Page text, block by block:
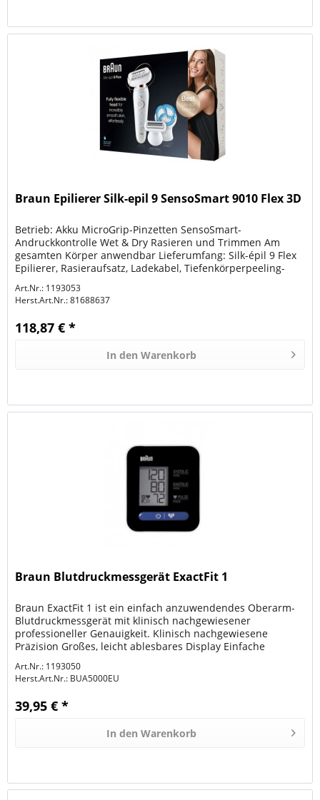
Braun Epilierer Silk-epil 9 SensoSmart 9010 Flex 3D
Betrieb: Akku MicroGrip-Pinzetten SensoSmart-
Andruckkontrolle Wet & Dry Rasieren und Trimmen Am
gesamten Körper anwendbar Lieferumfang: Silk-épil 9 Flex
Epilierer, Rasieraufsatz, Ladekabel, Tiefenkörperpeeling-
Art.Nr.: 1193053
Herst.Art.Nr.:81688637
118,87 € *
In den Warenkorb
Braun Blutdruckmessgerät ExactFit 1
Braun ExactFit 1 ist ein einfach anzuwendendes Oberarm-
Blutdruckmessgerät mit klinisch nachgewiesener
professioneller Genauigkeit. Klinisch nachgewiesene
Präzision Großes, leicht ablesbares Display Einfache
Art.Nr.: 1193050
Herst.Art.Nr.: BUA5000EU
39,95 € *
In den Warenkorb